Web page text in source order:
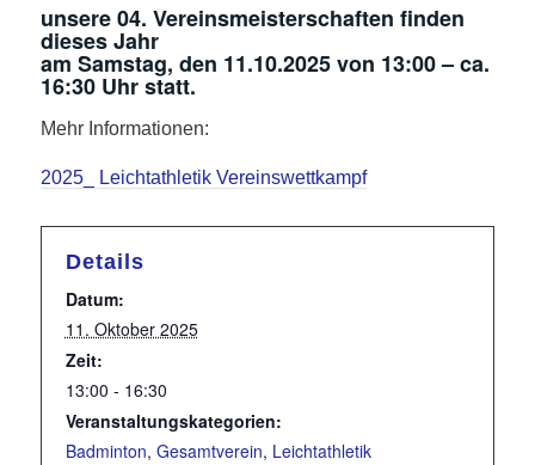
unsere 04. Vereinsmeisterschaften finden
dieses Jahr
am Samstag, den 11.10.2025 von 13:00 – ca.
16:30 Uhr statt.
Mehr Informationen:
2025_ Leichtathletik Vereinswettkampf
Details
Datum:
11. Oktober 2025
Zeit:
13:00 - 16:30
Veranstaltungskategorien:
Badminton, Gesamtverein, Leichtathletik